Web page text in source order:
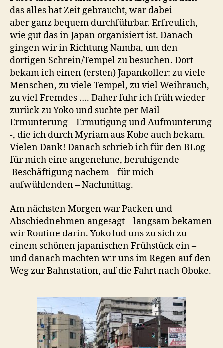
das alles hat Zeit gebraucht, war dabei
aber ganz bequem durchführbar. Erfreulich,
wie gut das in Japan organisiert ist. Danach
gingen wir in Richtung Namba, um den
dortigen Schrein/Tempel zu besuchen. Dort
bekam ich einen (ersten) Japankoller: zu viele
Menschen, zu viele Tempel, zu viel Weihrauch,
zu viel Fremdes …. Daher fuhr ich früh wieder
zurück zu Yoko und suchte per Mail
Ermunterung – Ermutigung und Aufmunterung
-, die ich durch Myriam aus Kobe auch bekam.
Vielen Dank! Danach schrieb ich für den BLog –
für mich eine angenehme, beruhigende
Beschäftigung nachem – für mich
aufwühlenden – Nachmittag.
Am nächsten Morgen war Packen und
Abschiednehmen angesagt – langsam bekamen
wir Routine darin. Yoko lud uns zu sich zu
einem schönen japanischen Frühstück ein –
und danach machten wir uns im Regen auf den
Weg zur Bahnstation, auf die Fahrt nach Oboke.